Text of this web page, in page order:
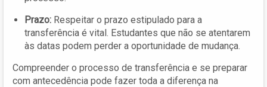
Prazo: Respeitar o prazo estipulado para a
transferência é vital. Estudantes que não se atentarem
às datas podem perder a oportunidade de mudança.
Compreender o processo de transferência e se preparar
com antecedência pode fazer toda a diferença na